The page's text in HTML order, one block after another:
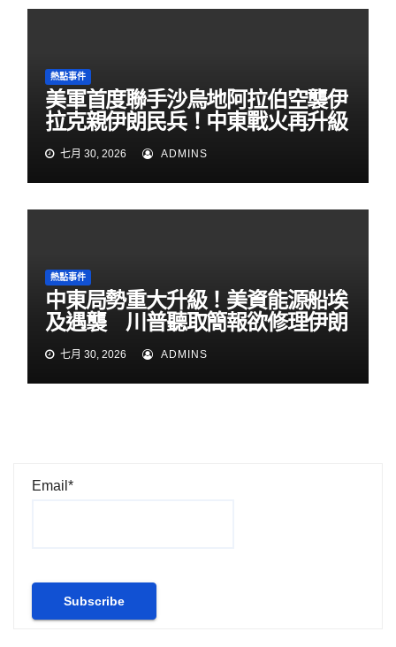
熱點事件
美軍首度聯手沙烏地阿拉伯空襲伊
拉克親伊朗民兵！中東戰火再升級
七月 30, 2026 ADMINS
熱點事件
中東局勢重大升級！美資能源船埃
及遇襲 川普聽取簡報欲修理伊朗
七月 30, 2026 ADMINS
Email*